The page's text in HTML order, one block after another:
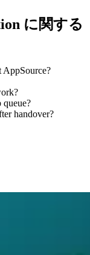
に関する
AppSource?
handover?